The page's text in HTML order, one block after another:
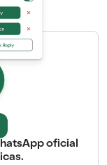
oficial